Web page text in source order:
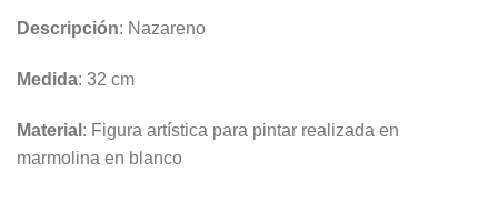
Descripción: Nazareno
Medida: 32 cm
Material : Figura artística para pintar realizada en
marmolina en blanco